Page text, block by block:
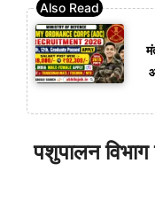
पशुपालन